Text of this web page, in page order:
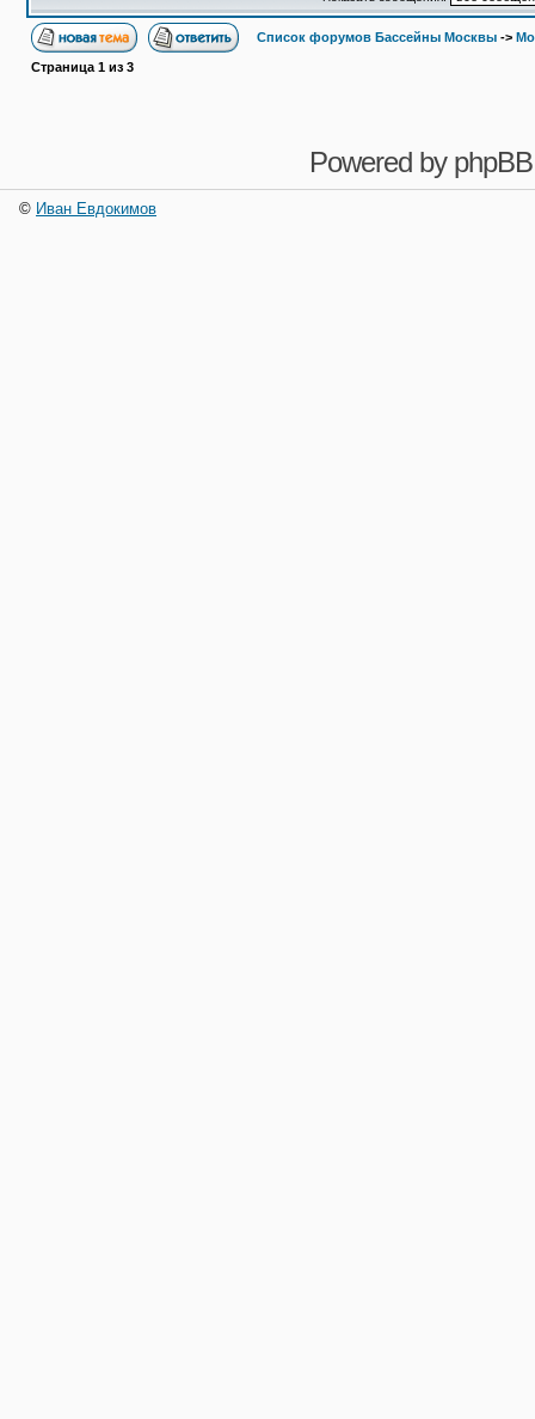
Список форумов Бассейны Москвы ->
Страница 1 из 3
Powered by phpBB
© Иван Евдокимов